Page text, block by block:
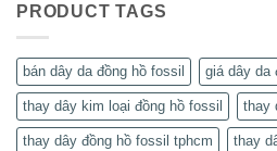
PRODUCT TAGS
bán dây da đồng hồ fossil giá dây da
thay dây kim loại đồng hồ fossil thay
thay dây đồng hồ fossil tphcm thay